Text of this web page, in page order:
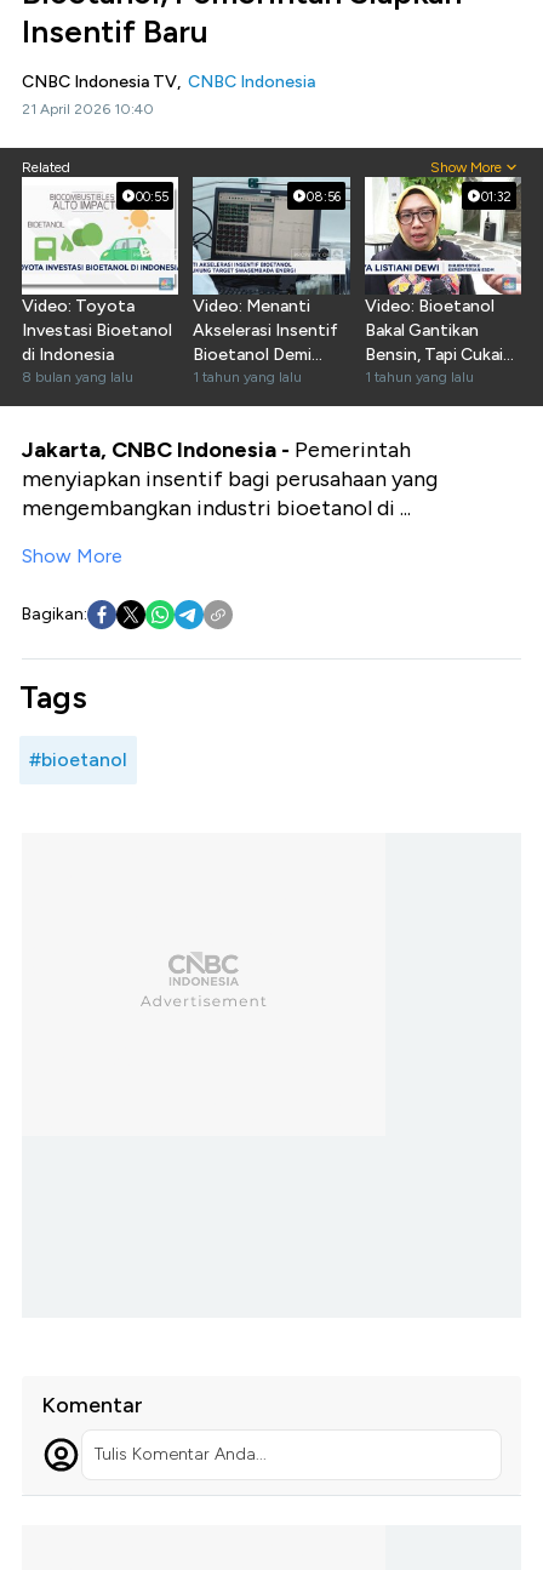
Insentif Baru
CNBC Indonesia TV, CNBC Indonesia
21 April 2026 10:40
Related Show More
00:55
Video: Toyota
Investasi Bioetanol
di Indonesia
8 bulan yang lalu
08:56
Video: Menanti
Akselerasi Insentif
Bioetanol Demi
Swasembada Energi
1 tahun yang lalu
01:32
Video: Bioetanol
Bakal Gantikan
Bensin, Tapi Cukai
bikin pusing
1 tahun yang lalu
Jakarta, CNBC Indonesia - Pemerintah
menyiapkan insentif bagi perusahaan yang
mengembangkan industri bioetanol di ...
Show More
Bagikan:
Tags
#bioetanol
Komentar
Tulis Komentar Anda...